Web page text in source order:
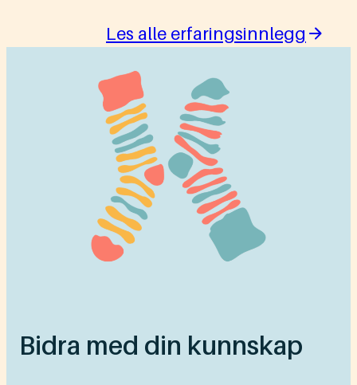
Les alle erfaringsinnlegg
Bidra med din kunnskap